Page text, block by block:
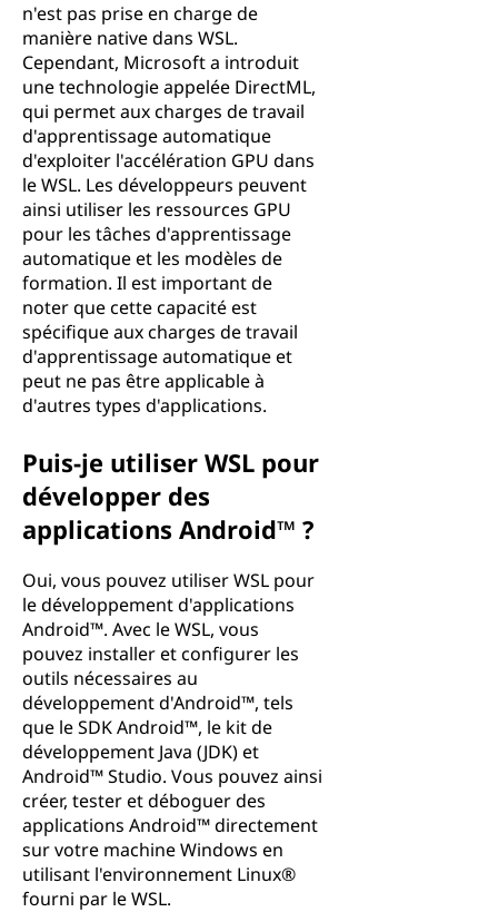
n'est pas prise en charge de
manière native dans WSL.
Cependant, Microsoft a introduit
une technologie appelée DirectML,
qui permet aux charges de travail
d'apprentissage automatique
d'exploiter l'accélération GPU dans
le WSL. Les développeurs peuvent
ainsi utiliser les ressources GPU
pour les tâches d'apprentissage
automatique et les modèles de
formation. Il est important de
noter que cette capacité est
spécifique aux charges de travail
d'apprentissage automatique et
peut ne pas être applicable à
d'autres types d'applications.
Puis-je utiliser WSL pour
développer des
applications Android™ ?
Oui, vous pouvez utiliser WSL pour
le développement d'applications
Android™. Avec le WSL, vous
pouvez installer et configurer les
outils nécessaires au
développement d'Android™, tels
que le SDK Android™, le kit de
développement Java (JDK) et
Android™ Studio. Vous pouvez ainsi
créer, tester et déboguer des
applications Android™ directement
sur votre machine Windows en
utilisant l'environnement Linux®
fourni par le WSL.